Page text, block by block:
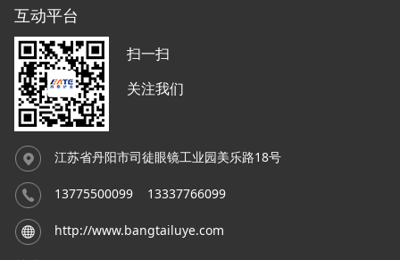
互动平台
扫一扫
关注我们
江苏省丹阳市司徒眼镜工业园美乐路18号
13775500099 13337766099
http://www.bangtailuye.com